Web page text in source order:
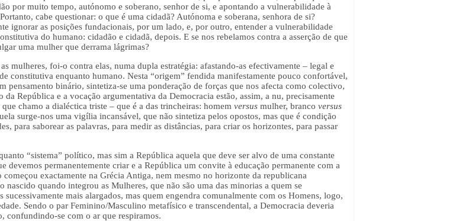
por muito tempo, autónomo e soberano, senhor de si, e apontando a vulnerabilidade à
cabe questionar: o que é uma cidadã? Autónoma e soberana, senhora de si?
ignorar as posições fundacionais, por um lado, e, por outro, entender a vulnerabilidade
do humano: cidadão e cidadã, depois. E se nos rebelamos contra a asserção de que
uma mulher que derrama lágrimas?
mulheres, foi-o contra elas, numa dupla estratégia: afastando-as efectivamente – legal e
constitutiva enquanto humano. Nesta “origem” fendida manifestamente pouco confortável,
pensamento binário, sintetiza-se uma ponderação de forças que nos afecta como colectivo,
República e a vocação argumentativa da Democracia estão, assim, a nu, precisamente
chamo a dialéctica triste – que é a das trincheiras: homem versus mulher, branco versus
surge-nos uma vigília incansável, que não sintetiza pelos opostos, mas que é condição
para saborear as palavras, para medir as distâncias, para criar os horizontes, para passar
“sistema” político, mas sim a República aquela que deve ser alvo de uma constante
devemos permanentemente criar e a República um convite à educação permanente com a
exactamente na Grécia Antiga, nem mesmo no horizonte da republicana
quando integrou as Mulheres, que não são uma das minorias a quem se
mais alargados, mas quem engendra comunalmente com os Homens, logo,
Sendo o par Feminino/Masculino metafísico e transcendental, a Democracia deveria
se com o ar que respiramos.